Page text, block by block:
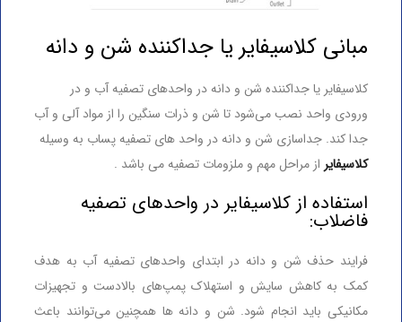
مبانی کلاسیفایر یا جداکننده شن و دانه
کلاسیفایر یا جداکننده شن و دانه در واحدهای تصفیه آب و در
ورودی واحد نصب می‌شود تا شن و ذرات سنگین را از مواد آلی و آب
جدا کند. جداسازی شن و دانه در واحد های تصفیه پساب به وسیله
کلاسیفایر از مراحل مهم و ملزومات تصفیه می باشد .
استفاده از کلاسیفایر در واحدهای تصفیه
فاضلاب:
فرایند حذف شن و دانه در ابتدای واحدهای تصفیه آب به هدف
کمک به کاهش سایش و استهلاک پمپ‌های بالادست و تجهیزات
مکانیکی باید انجام شود. شن و دانه ها همچنین می‌توانند باعث